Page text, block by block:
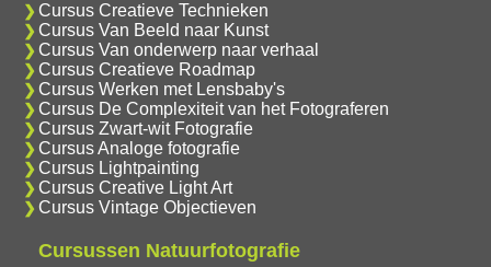
Cursus Creatieve Technieken
Cursus Van Beeld naar Kunst
Cursus Van onderwerp naar verhaal
Cursus Creatieve Roadmap
Cursus Werken met Lensbaby's
Cursus De Complexiteit van het Fotograferen
Cursus Zwart-wit Fotografie
Cursus Analoge fotografie
Cursus Lightpainting
Cursus Creative Light Art
Cursus Vintage Objectieven
Cursussen Natuurfotografie